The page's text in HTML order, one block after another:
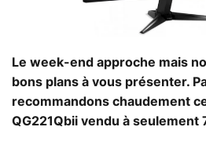
Le week-end approche mais
bons plans à vous présenter.
recommandons chaudement
QG221Qbii vendu à seulement